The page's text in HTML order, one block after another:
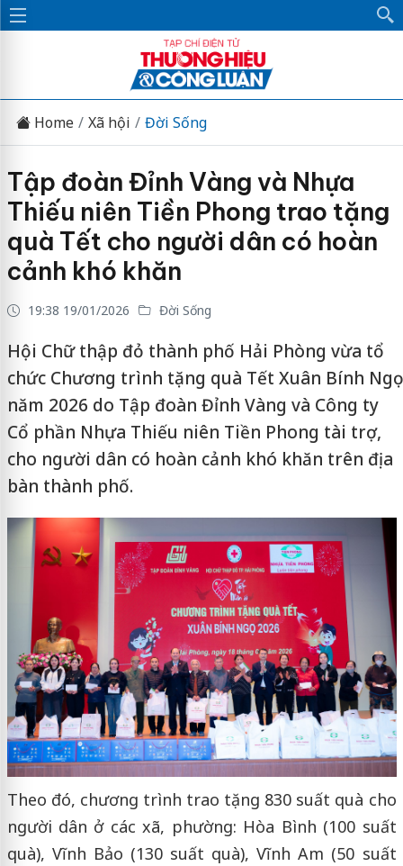
Home Xã hội Đời Sống
Tập đoàn Đỉnh Vàng và Nhựa
Thiếu niên Tiền Phong trao tặng
quà Tết cho người dân có hoàn
cảnh khó khăn
19:38 19/01/2026 Đời Sống
Hội Chữ thập đỏ thành phố Hải Phòng vừa tổ
chức Chương trình tặng quà Tết Xuân Bính Ngọ
năm 2026 do Tập đoàn Đỉnh Vàng và Công ty
Cổ phần Nhựa Thiếu niên Tiền Phong tài trợ,
cho người dân có hoàn cảnh khó khăn trên địa
bàn thành phố.
Theo đó, chương trình trao tặng 830 suất quà cho
người dân ở các xã, phường: Hòa Bình (100 suất
quà), Vĩnh Bảo (130 suất quà), Vĩnh Am (50 suất